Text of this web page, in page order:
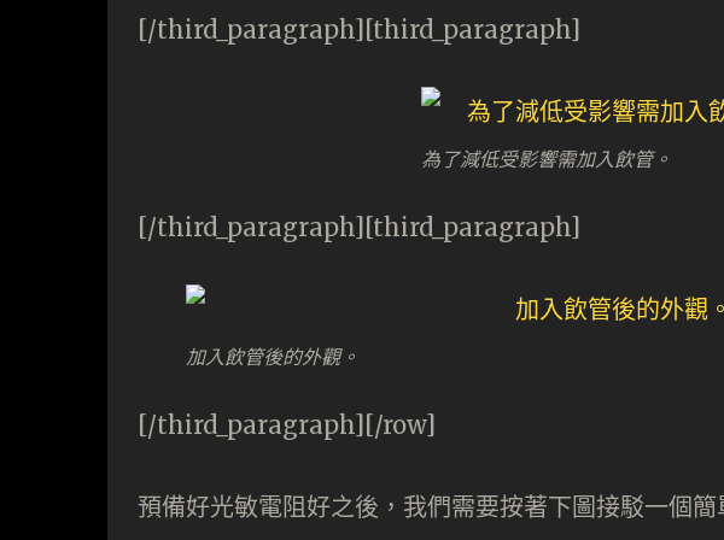
[/third_paragraph][third_paragraph]
為了減低受影響需加入飲管。
[/third_paragraph][third_paragraph]
加入飲管後的外觀。
[/third_paragraph][/row]
預備好光敏電阻好之後，我們需要按著下圖接駁一個